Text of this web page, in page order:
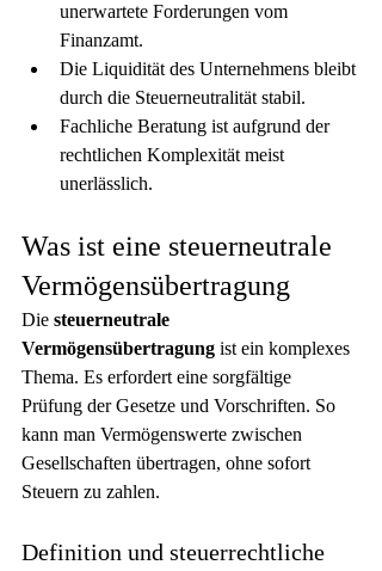
unerwartete Forderungen vom
Finanzamt.
Die Liquidität des Unternehmens bleibt
durch die Steuerneutralität stabil.
Fachliche Beratung ist aufgrund der
rechtlichen Komplexität meist
unerlässlich.
Was ist eine steuerneutrale
Vermögensübertragung
Die steuerneutrale
Vermögensübertragung ist ein komplexes
Thema. Es erfordert eine sorgfältige
Prüfung der Gesetze und Vorschriften. So
kann man Vermögenswerte zwischen
Gesellschaften übertragen, ohne sofort
Steuern zu zahlen.
Definition und steuerrechtliche